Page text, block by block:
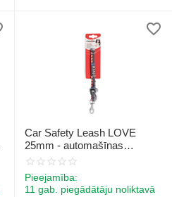
Car Safety Leash LOVE
25mm - automašīnas
drošības josta, platums
Pieejamība:
11 gab. piegādātāju noliktavā